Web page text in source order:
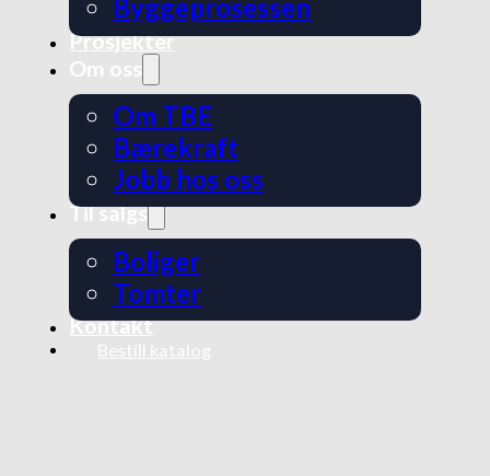
Byggeprosessen
Prosjekter
Om oss
Om TBE
Bærekraft
Jobb hos oss
Til salgs
Boliger
Tomter
Kontakt
Bestill katalog